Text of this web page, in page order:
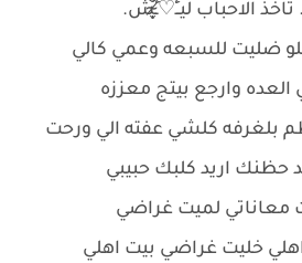
الاحباب لَيــِْ♡̷̴̬̩̃̊ـِْش.
ضليت للسبعه وعمي كالي
وارجع بيتج معززه
بلغرفه كلشي عفته الي ورحت
حظنك اريد كلبك حبيبي
معاناتي لميت غراضي
خليت غراضي بيت اهلي